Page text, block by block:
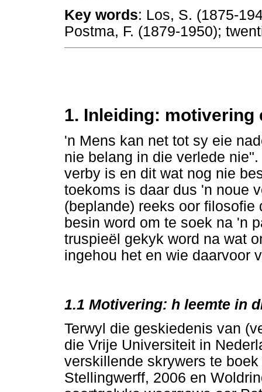
Key words: Los, S. (1875-
Postma, F. (1879-1950);
1. Inleiding: motivering
'n Mens kan net tot sy eie
nie belang in die verlede
verby is en dit wat nog nie
toekoms is daar dus 'n noue
(beplande) reeks oor
besin word om te soek na 'n
truspieël gekyk word na wat
ingehou het en wie daarvoor
1.1 Motivering: h leemte in
Terwyl die geskiedenis van
die Vrije Universiteit in
verskillende skrywers te
Stellingwerff, 2006 en